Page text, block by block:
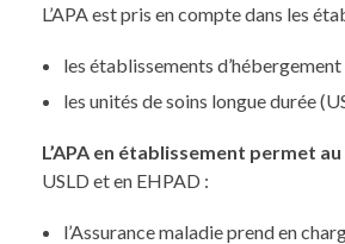
L’APA est pris en compte dans les
les établissements
les unités de soins longue durée
L’APA en établissement permet
USLD et en EHPAD :
l’Assurance maladie prend en